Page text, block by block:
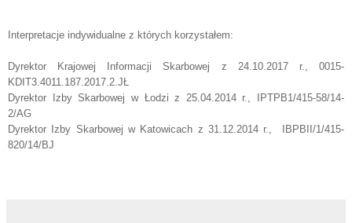
Interpretacje indywidualne z których korzystałem:
Dyrektor Krajowej Informacji Skarbowej z 24.10.2017 r., 0015-
KDIT3.4011.187.2017.2.JŁ
Dyrektor Izby Skarbowej w Łodzi z 25.04.2014 r.,
IPTPB1/415-58/14-
2/AG
Dyrektor Izby Skarbowej w Katowicach z 31.12.2014 r., IBPBII/1/415-
820/14/BJ